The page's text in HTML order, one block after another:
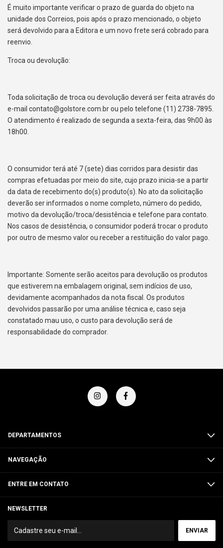
É muito importante verificar o prazo de guarda do objeto na
unidade dos Correios, pois após o prazo mencionado, o objeto
será devolvido para a Editora e um novo frete será cobrado para
reenvio.
Troca ou devolução:
Toda solicitação de troca ou devolução deverá ser feita através do
e-mail contato@golstore.com.brou pelo telefone (11) 2738-7895.
O atendimento é realizado de segunda a sexta-feira, das 9h00 às
18h00.
O consumidor terá até 7 (sete) dias corridos para desistir das
compras efetuadas por meio do site, cujo prazo inicia-se a partir
da data de recebimento do(s) produto(s). No ato da solicitação
deverão ser informados o nome completo, número do pedido,
motivo da devolução/troca/desistência e telefone para contato.
Nos casos de desistência, o consumidor poderá trocar o produto
por outro de mesmo valor ou receber a restituição do valor pago.
Importante: Somente serão aceitos para devolução os produtos
que estiverem na embalagem original, sem indícios de uso,
devidamente acompanhados da nota fiscal. Os produtos
devolvidos passarão por uma análise técnica e, caso seja
constatado mau uso, o custo para devolução será de
responsabilidade do comprador.
DEPARTAMENTOS
NAVEGAÇÃO
ENTRE EM CONTATO
NEWSLETTER